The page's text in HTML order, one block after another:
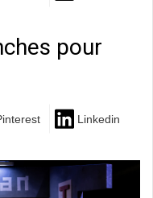
pour
Linkedin